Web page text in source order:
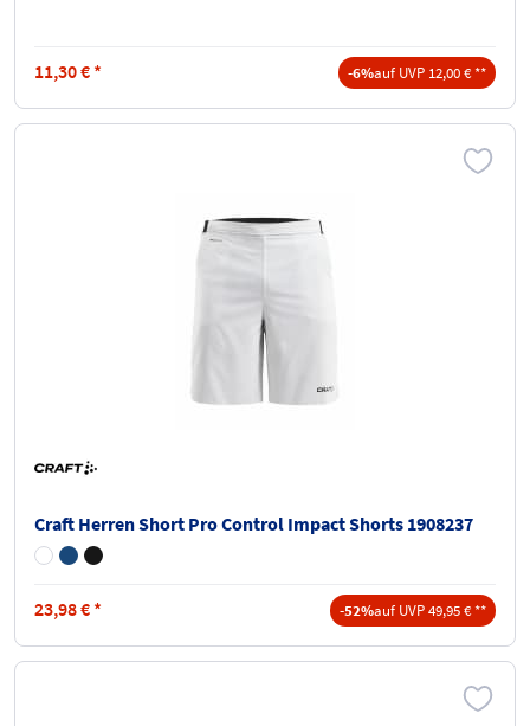
11,30€ * -6%auf UVP 12,00 € **
Craft Herren Short Pro Control Impact Shorts 1908237
23,98€ * -52%auf UVP 49,95 € **